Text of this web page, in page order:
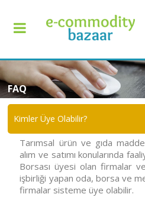
+90
425
13
70FAQ
Kimler Üye Olabilir?
Tarımsal ürün ve gıda
alım ve satımı konularında
Borsası üyesi olan firmalar
işbirliği yapan oda, borsa ve
firmalar sisteme üye olabilir.